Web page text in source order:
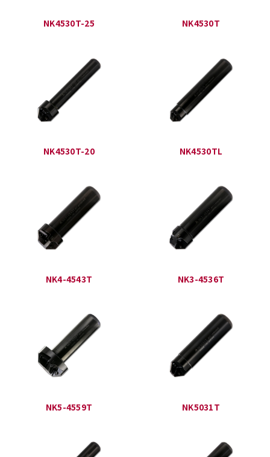
NK4530T-25 NK4530T
NK4530T-20 NK4530TL
NK4-4543T NK3-4536T
NK5-4559T NK5031T